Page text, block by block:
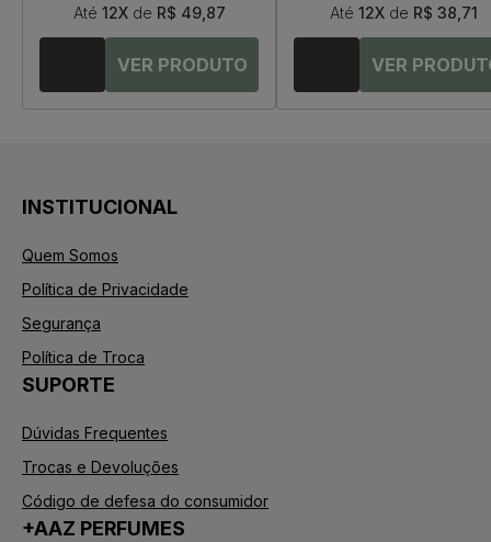
Até 12Xde R$ 49,87 Até 12Xde R$ 38,71
INSTITUCIONAL
Quem Somos
Política de Privacidade
Segurança
Política de Troca
SUPORTE
Dúvidas Frequentes
Trocas e Devoluções
Código de defesa do consumidor
+AAZ PERFUMES